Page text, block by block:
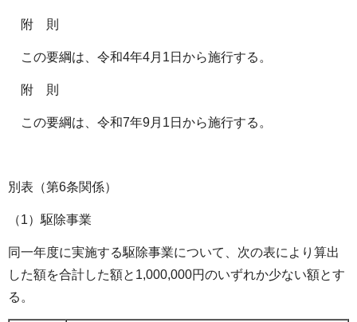
附 則
この要綱は、令和4年4月1日から施行する。
附 則
この要綱は、令和7年9月1日から施行する。
別表（第6条関係）
（1）駆除事業
同一年度に実施する駆除事業について、次の表により算出
した額を合計した額と1,000,000円のいずれか少ない額とす
る。